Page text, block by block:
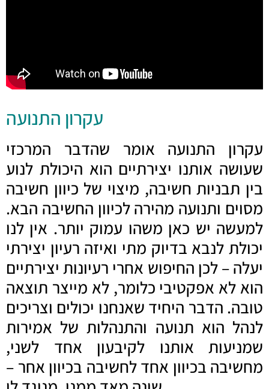
עקרון התנועה
עקרון התנועה אומר שהדבר המרכזי
שעושה אותנו יצירתיים הוא היכולת לנוע
בין תבניות חשיבה, מיצוי של כיוון חשיבה
מסוים ותנועה מהירה לכיוון החשיבה הבא.
למעשה יש כאן משהו עמוק יותר. אין לנו
יכולת לנבא בדיוק מתי ואיזה רעיון יצירתי
יעלה – לכן החיפוש אחרי רעיונות יצירתיים
הוא לא אפקטיבי כלומר, לא מייצר תוצאה
טובה. הדבר היחיד שאנחנו יכולים וצריכים
לנהל הוא תנועה והתנהלות של אמירות
שמניעות אותנו לקיבעון אחד לשני,
מחשיבה בכיוון אחד לחשיבה בכיוון אחר –